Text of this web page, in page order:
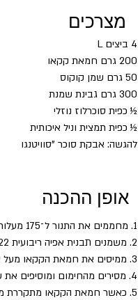
מצרכים
4 ביצים L
200 גרם חמאת קקאו
50 גרם שמן קוקוס
300 גרם גבינת שמנת
½ כפית סוכרלוז נוזלי
½ כפית תמצית וניל איכותית
להגשה: אבקת סוכר "סוויטנגו
אופן ההכנה
1. מחממים את התנור ל־175 מעלות.
2. משמנים תבנית אפיה ריבועית 22X22 או עגולה קטנה
3. ממיסים את חמאת הקקאו מעל אמבט אדים או במיקרוגל עד לקבלת נוזל שקוף
4. מסירים מהחימום ומוסיפים את שמן הקוקוס, תמצית הווניל והסוכרלוז ומערבבים היטב
5. כאשר חמאת הקקאו מתקררת מוסיפים את גבינת השמנת ומערבבים היטב